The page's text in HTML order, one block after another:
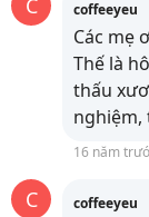
C coffeeyeu
Các mẹ
Thế là
thấu
nghiệm,
16 năm
C coffeeyeu